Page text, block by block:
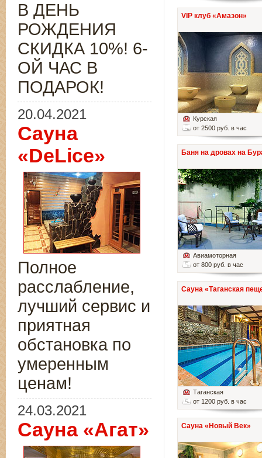
VIP клуб «Амазон»
Курская
от 2500 руб. в час
Баня на дровах на
Авиамоторная
от 800 руб. в час
Сауна «Таганская
Таганская
от 1200 руб. в час
Сауна «Новый Век»
В ДЕНЬ
РОЖДЕНИЯ
СКИДКА 10%! 6-
ОЙ ЧАС В
ПОДАРОК!
20.04.2021
Сауна
«DeLice»
Полное
расслабление,
лучший сервис и
приятная
обстановка по
умеренным
ценам!
24.03.2021
Сауна «Агат»